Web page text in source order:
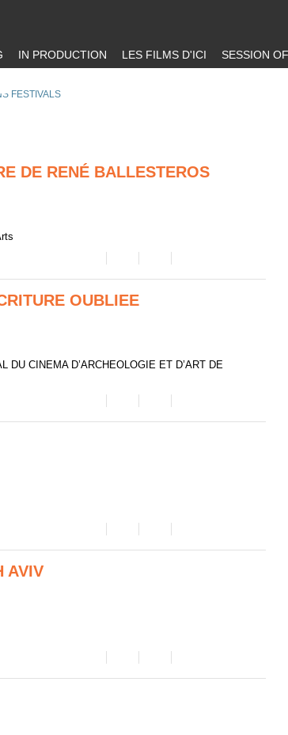
IN PRODUCTION LES FILMS D'ICI SESSION
FESTIVALS
DE RENÉ BALLESTEROS
OUBLIEE
DU CINEMA D’ARCHEOLOGIE ET D’ART DE
AVIV